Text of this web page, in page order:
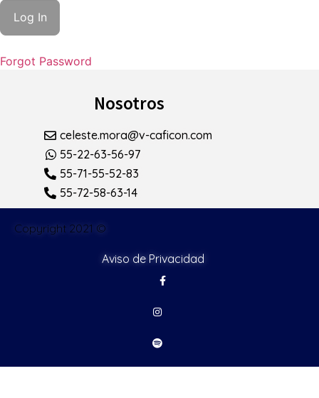
Forgot Password
Nosotros
celeste.mora@v-caficon.com
55-22-63-56-97
55-71-55-52-83
55-72-58-63-14
Copyright 2021 ©
Aviso de Privacidad